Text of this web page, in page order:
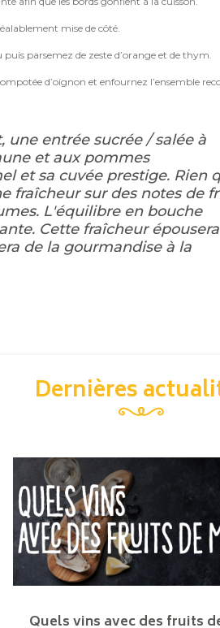
mise de côté.
parsemez de zeste d’orange et de thym.
d’oignon et enfournez l’ensemble
entrée sucrée / salée à
et aux pommes
et sa cuvée prestige. Rien
fraîcheur sur des notes de
L'équilibre en bouche
Cette fraîcheur épousera
de la gourmandise à la
Dernières
Quels vins avec des fruits